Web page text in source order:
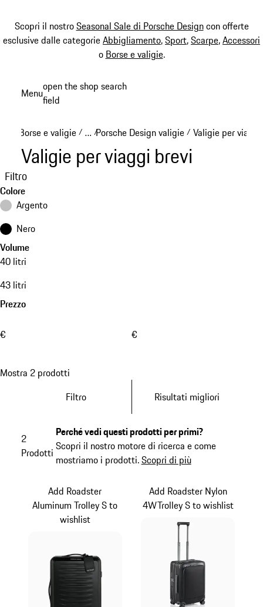
Scopri il nostroSeasonal Sale di Porsche Designcon offerte
esclusive dalle categorieAbbigliamento,Sport,Scarpe,Accessori
o Borse e valigie.
Menuopen the shop search
field
Borse e valigie / …
Reveal collapsed breadcrumb items
/Porsche Design valigie / Valigie per
Valigie per viaggi brevi
Filtro
Colore
Argento
Nero
Volume
40 litri
43 litri
Prezzo
€ €
Mostra 2 prodotti
Filtro
Risultati migliori
2
Prodotti
Perché vedi questi prodotti per primi?
Scopri il nostro motore di ricerca e come
mostriamo i prodotti.Scopri di più
Add Roadster
Aluminum Trolley S to
wishlist
Add Roadster Nylon
4WTrolley S to wishlist